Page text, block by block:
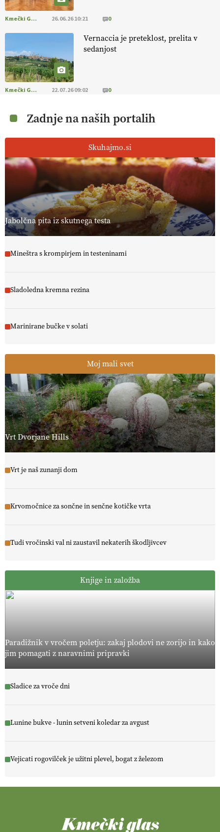
Kmečki Glas 26.06.26 10:21 0
Vernaccia je preteklost, prelita v
sedanjost
Kmečki Glas 22.07.26 09:02 0
Zadnje na naših portalih
Skuhajmo.si
Jabolčna pita iz skutnega testa
Mineštra s krompirjem in testeninami
Sladoledna kremna rezina
Marinirane bučke v solati
Moj mali svet
Vrt Dvorjane Hills
Vrt je naš zunanji dom
Krvomočnice za sončne in senčne kotičke vrta
Tudi vročinski val ni zaustavil nekaterih škodljivcev
Knjige in založba
Paradižnik v vročem poletju: zakaj plodovi ne zorijo in kako
jim pomagati z naravnimi pripravki
Sladice za vroče dni
Lunine bukve - lunin setveni koledar za avgust
Vejicati rogovilček je užitni plevel, bogat z železom